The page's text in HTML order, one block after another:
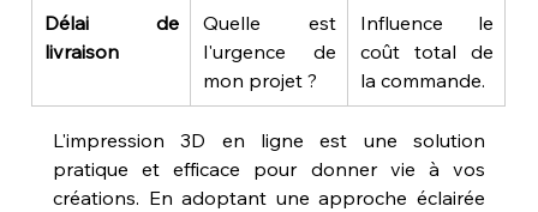
Délai de
livraison
Quelle est
l'urgence de
mon projet ?
Influence le
coût total de
la commande.
L'impression 3D en ligne est une solution
pratique et efficace pour donner vie à vos
créations. En adoptant une approche éclairée